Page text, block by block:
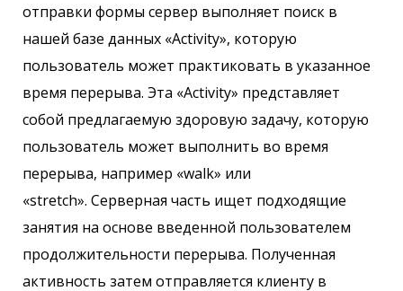
отправки формы сервер выполняет поиск в
нашей базе данных «Activity», которую
пользователь может практиковать в указанное
время перерыва. Эта «Activity» представляет
собой предлагаемую здоровую задачу, которую
пользователь может выполнить во время
перерыва, например «walk» или
«stretch». Серверная часть ищет подходящие
занятия на основе введенной пользователем
продолжительности перерыва. Полученная
активность затем отправляется клиенту в